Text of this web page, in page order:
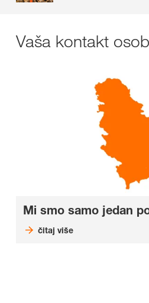
Vaša kontakt
Mi smo samo jedan
čitaj više